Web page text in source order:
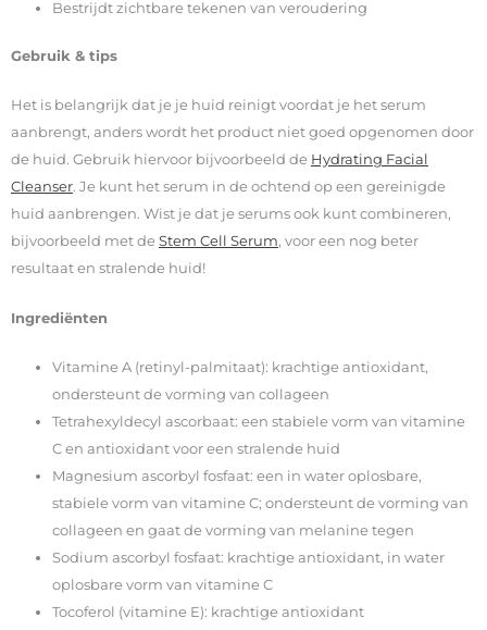
Bestrijdt zichtbare tekenen van veroudering
Gebruik & tips
Het is belangrijk dat je je huid reinigt voordat je het serum
aanbrengt, anders wordt het product niet goed opgenomen door
de huid. Gebruik hiervoor bijvoorbeeld de Hydrating Facial
Cleanser. Je kunt het serum in de ochtend op een gereinigde
huid aanbrengen. Wist je dat je serums ook kunt combineren,
bijvoorbeeld met de Stem Cell Serum, voor een nog beter
resultaat en stralende huid!
Ingrediënten
Vitamine A (retinyl-palmitaat): krachtige antioxidant,
ondersteunt de vorming van collageen
Tetrahexyldecyl ascorbaat: een stabiele vorm van vitamine
C en antioxidant voor een stralende huid
Magnesium ascorbyl fosfaat: een in water oplosbare,
stabiele vorm van vitamine C; ondersteunt de vorming van
collageen en gaat de vorming van melanine tegen
Sodium ascorbyl fosfaat: krachtige antioxidant, in water
oplosbare vorm van vitamine C
Tocoferol (vitamine E): krachtige antioxidant